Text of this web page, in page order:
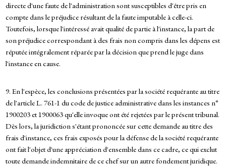
directe d'une faute de l'administration sont susceptibles d'être pris en
compte dans le préjudice résultant de la faute imputable à celle-ci.
Toutefois, lorsque l'intéressé avait qualité de partie à l'instance, la part de
son préjudice correspondant à des frais non compris dans les dépens est
réputée intégralement réparée par la décision que prend le juge dans
l'instance en cause.
9. En l'espèce, les conclusions présentées par la société requérante au titre
de l'article L. 761-1 du code de justice administrative dans les instances n°
1900203 et 1900063 qu'elle invoque ont été rejetées par le présent tribunal.
Dès lors, la juridiction s'étant prononcée sur cette demande au titre des
frais d'instance, ces frais exposés pour la défense de la société requérante
ont fait l'objet d'une appréciation d'ensemble dans ce cadre, ce qui exclut
toute demande indemnitaire de ce chef sur un autre fondement juridique.